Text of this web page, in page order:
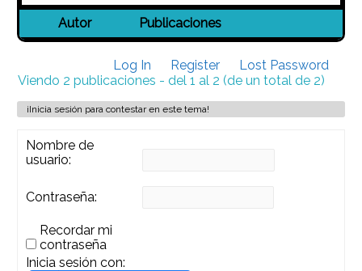
Autor Publicaciones
Log In Register
Lost Password
Viendo 2 publicaciones - del 1 al 2 (de un total de 2)
¡Inicia sesión para contestar en este tema!
Nombre de
usuario:
Contraseña:
Recordar mi
contraseña
Inicia sesión con: